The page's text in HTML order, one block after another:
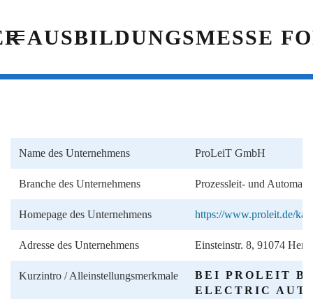
Name des Unternehmens ProLeiT GmbH
Branche des Unternehmens Prozessleit- und
Homepage des Unternehmens https://www.proleit.de/
Adresse des Unternehmens Einsteinstr. 8, 91074
Kurzintro / Alleinstellungsmerkmale
BEI PROLEIT
ELECTRIC